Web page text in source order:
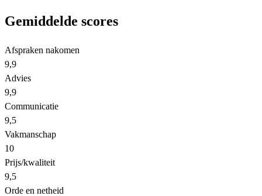
Gemiddelde scores
Afspraken nakomen
9,9
Advies
9,9
Communicatie
9,5
Vakmanschap
10
Prijs/kwaliteit
9,5
Orde en netheid